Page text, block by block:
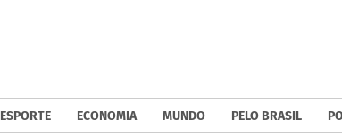
ESPORTE ECONOMIA MUNDO PELO BRASIL